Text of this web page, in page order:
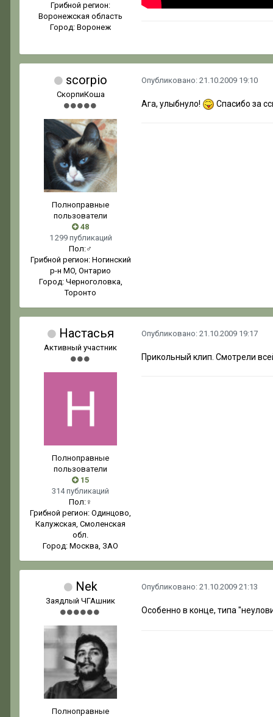
Грибной регион:
Воронежская область
Город: Воронеж
scorpio
СкорпиКоша
Полноправные
пользователи
48
1 299 публикаций
Пол:♂
Грибной регион: Ногинский
р-н MO, Онтарио
Город: Черноголовка,
Торонто
Опубликовано: 21.10.2009 19:10
Ага, улыбнуло! Спасибо за
Настасья
Активный участник
Полноправные
пользователи
15
314 публикаций
Пол: ♀
Грибной регион: Одинцово,
Калужская, Смоленская
обл.
Город: Москва, ЗАО
Опубликовано: 21.10.2009 19:17
Прикольный клип. Смотрели
Nek
Заядлый ЧГАшник
Полноправные
Опубликовано: 21.10.2009 21:13
Особенно в конце, типа